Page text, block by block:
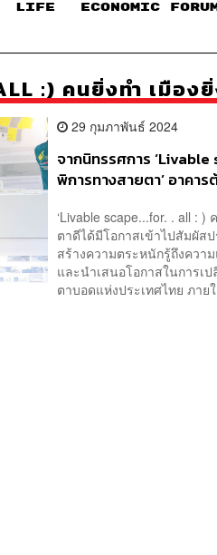
LIFE ECONOMIC FORUM
:) คนยิ่งทำ เมือ
29 กุมภาพันธ์ 2024
จากนิทรรศการ
พิการทางสายตา’ อาคา
‘Livable scape...for. . all :
ตาดีได้มีโอกาสเข้าไปสัมผัส
สร้างความตระหนักรู้ถึงควา
และนำเสนอโอกาสในการเ
ตาบอดแห่งประเทศไทย ภา